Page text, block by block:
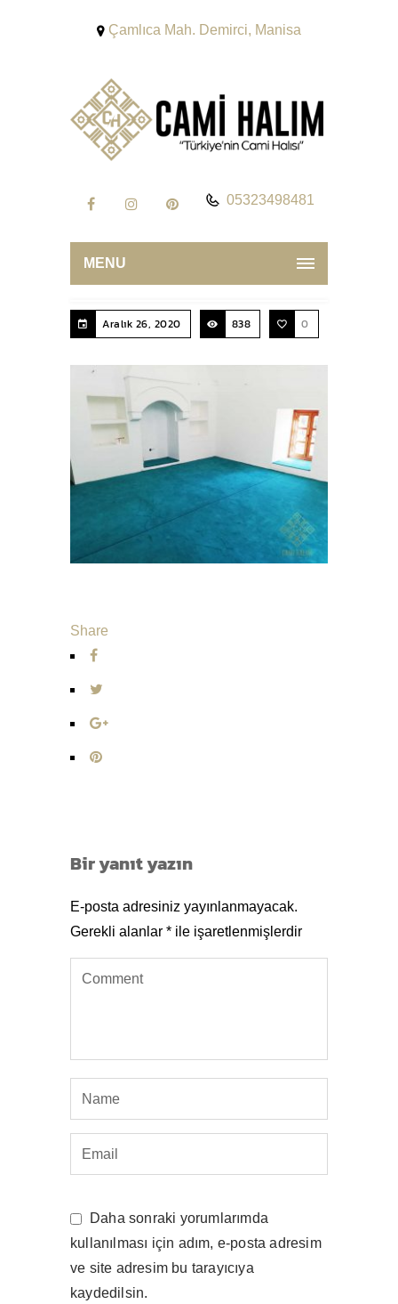
Çamlıca Mah. Demirci, Manisa
05323498481
MENU
Aralık 26, 2020 838 0
Share
Bir yanıt yazın
E-posta adresiniz yayınlanmayacak.
Gerekli alanlar * ile işaretlenmişlerdir
Daha sonraki yorumlarımda
kullanılması için adım, e-posta adresim
ve site adresim bu tarayıcıya
kaydedilsin.